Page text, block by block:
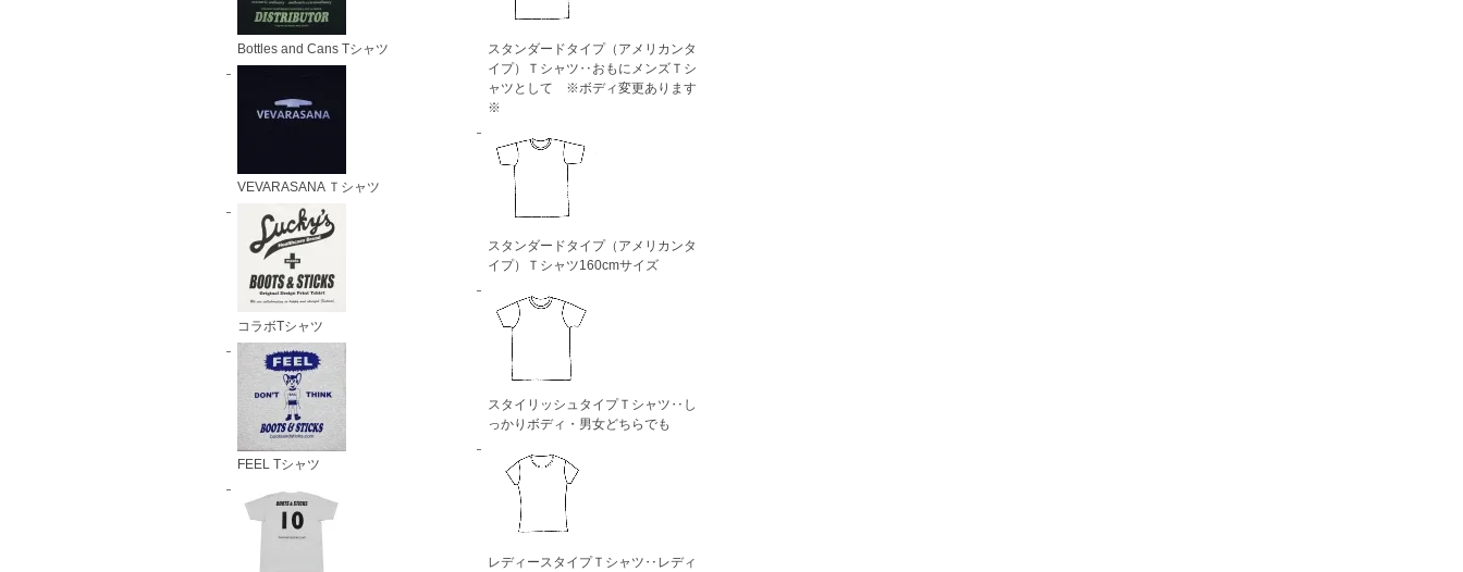
Bottles and Cans Tシャツ
VEVARASANA Ｔシャツ
コラボTシャツ
FEEL Tシャツ
スタンダードタイプ（アメリカンタ
イプ）Ｔシャツ‥おもにメンズＴシ
ャツとして ※ボディ変更あります
※
スタンダードタイプ（アメリカンタ
イプ）Ｔシャツ160cmサイズ
スタイリッシュタイプＴシャツ‥し
っかりボディ・男女どちらでも
レディースタイプＴシャツ‥レディ